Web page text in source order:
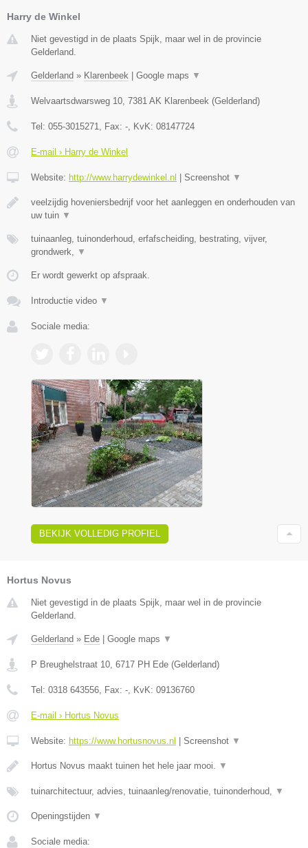
Harry de Winkel
Niet gevestigd in de plaats Spijk, maar wel in de provincie
Gelderland.
Gelderland » Klarenbeek Google maps ▼
Welvaartsdwarsweg 10 7381 AK Klarenbeek (Gelderland)
Tel: 055-3015271 , Fax: - , KvK: 08147724
E-mail › Harry de Winkel
Website: http://www.harrydewinkel.nl Screenshot ▼
veelzijdig hoveniersbedrijf voor het aanleggen en onderhouden van
uw tuin ▼
tuinaanleg, tuinonderhoud, erfafscheiding, bestrating, vijver,
grondwerk,
▼
Er wordt gewerkt op afspraak.
Introductie video ▼
Sociale media:
BEKIJK VOLLEDIG PROFIEL
Hortus Novus
Niet gevestigd in de plaats Spijk, maar wel in de provincie
Gelderland.
Gelderland » Ede Google maps ▼
P Breughelstraat 10, 6717 PH Ede (Gelderland)
Tel: 0318 643556, Fax: -, KvK: 09136760
E-mail › Hortus Novus
Website: https://www.hortusnovus.nl Screenshot ▼
Hortus Novus maakt tuinen het hele jaar mooi. ▼
tuinarchitectuur, advies, tuinaanleg/renovatie, tuinonderhoud, ▼
Openingstijden ▼
Sociale media: